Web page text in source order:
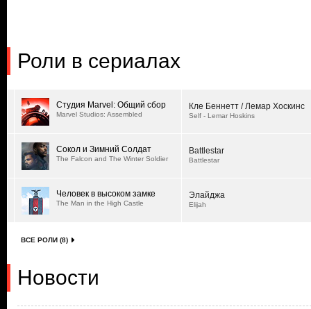
Роли в сериалах
Студия Marvel: Общий сбор
Marvel Studios: Assembled
Кле Беннетт / Лемар Хоскинс
Self - Lemar Hoskins
Сокол и Зимний Солдат
The Falcon and The Winter Soldier
Battlestar
Battlestar
Человек в высоком замке
The Man in the High Castle
Элайджа
Elijah
ВСЕ РОЛИ (8)
Новости